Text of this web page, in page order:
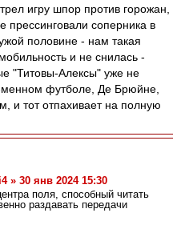
игру шпор против горожан,
прессинговали соперника в
половине - нам такая
и не снилась -
"Титовы-Алексы" уже не
футболе, Де Брюйне,
и тот отпахивает на полную
» 30 янв 2024 15:30
поля, способный читать
раздавать передачи